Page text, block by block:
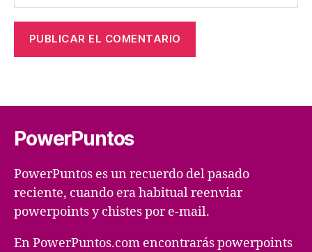
PowerPuntos
PowerPuntos es un recuerdo del pasado
reciente, cuando era habitual reenviar
powerpoints y chistes por e-mail.
En PowerPuntos.com encontrarás powerpoints